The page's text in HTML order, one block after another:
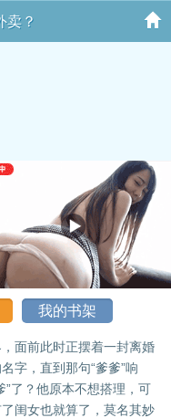
卖？
我的书架
面前此时正摆着一封离婚
字，直到那句“爹爹”响
”了？他原本不想搭理，可
闺女也就算了，莫名其妙